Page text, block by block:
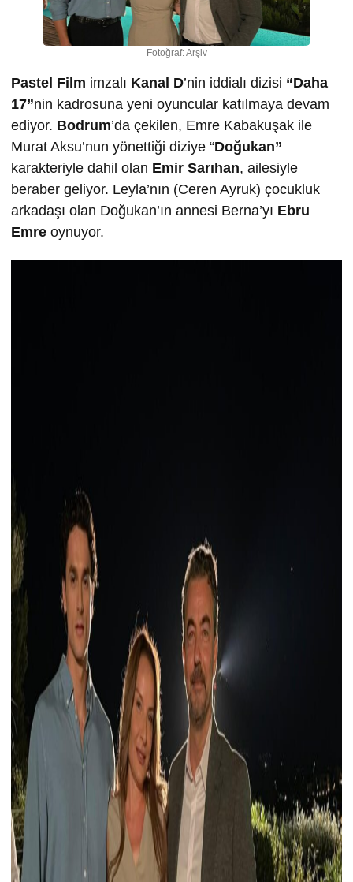
Fotoğraf: Arşiv
Pastel Film imzalı Kanal D’nin iddialı dizisi “Daha
17”nin kadrosuna yeni oyuncular katılmaya devam
ediyor. Bodrum’da çekilen, Emre Kabakuşak ile
Murat Aksu’nun yönettiği diziye “Doğukan”
karakteriyle dahil olan Emir Sarıhan, ailesiyle
beraber geliyor. Leyla’nın (Ceren Ayruk) çocukluk
arkadaşı olan Doğukan’ın annesi Berna’yı Ebru
Emre oynuyor.